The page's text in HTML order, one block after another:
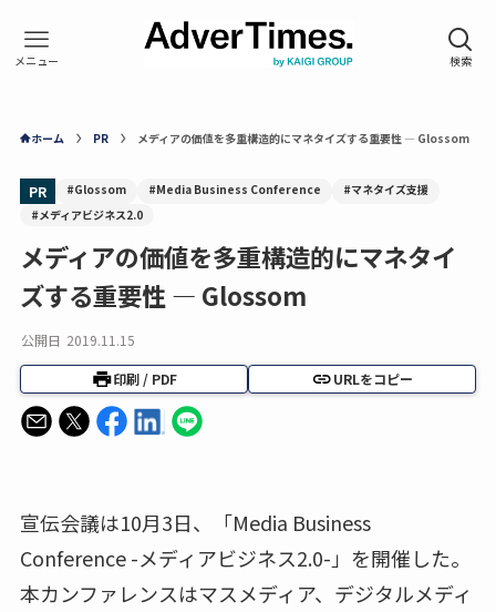
ホーム PR メディアの価値を多重構造的にマネタイズする重要性 — Glossom
PR #Glossom #Media Business Conference
#マネタイズ支援
#メディアビジネス2.0
メディアの価値を多重構造的にマネタイ
ズする重要性 — Glossom
公開日 2019.11.15
印刷 / PDF URLをコピー
宣伝会議は10月3日、「Media Business
Conference -メディアビジネス2.0-」を開催した。
本カンファレンスはマスメディア、デジタルメディ